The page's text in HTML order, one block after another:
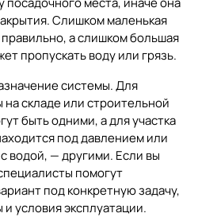
Слишком маленькая
а слишком большая
пропускать воду или грязь.
системы. Для
складе или строительной
быть одними, а для участка
под давлением или
водой, — другими. Если вы
помогут
под конкретную задачу,
условия эксплуатации.